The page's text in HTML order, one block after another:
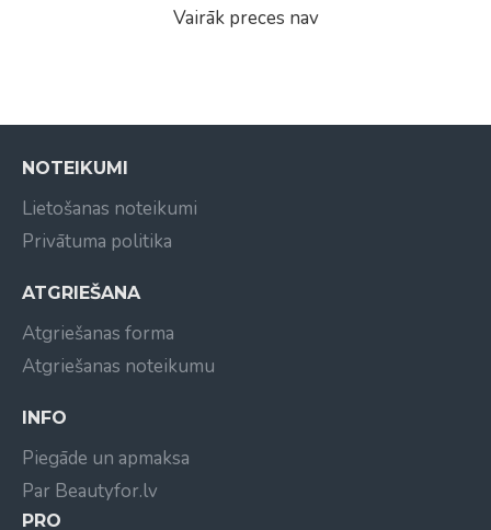
Vairāk preces nav
NOTEIKUMI
Lietošanas noteikumi
Privātuma politika
ATGRIEŠANA
Atgriešanas forma
Atgriešanas noteikumu
INFO
Piegāde un apmaksa
Par Beautyfor.lv
PRO